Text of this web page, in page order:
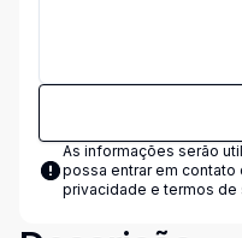
As informações serão
possa entrar em contato
privacidade e termos de